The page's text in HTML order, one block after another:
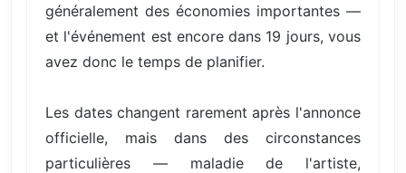
généralement des économies importantes —
et l'événement est encore dans 19 jours, vous
avez donc le temps de planifier.
Les dates changent rarement après l'annonce
officielle, mais dans des circonstances
particulières — maladie de l'artiste,